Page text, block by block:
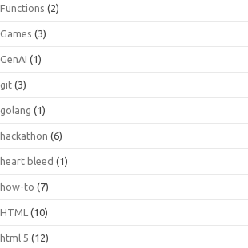
Functions (2)
Games (3)
GenAI (1)
git (3)
golang (1)
hackathon (6)
heart bleed (1)
how-to (7)
HTML (10)
html 5 (12)